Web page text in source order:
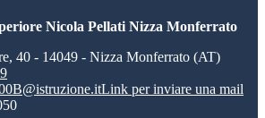
Nicola Pellati Nizza Monferrato
40 - 14049 - Nizza Monferrato (AT)
Link per inviare una mail